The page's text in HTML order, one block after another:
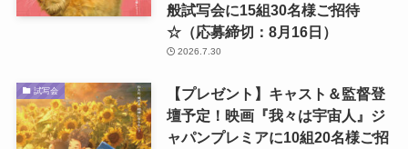
般試写会に15組30名様ご招待
☆（応募締切：8月16日）
2026.7.30
試写会
【プレゼント】キャスト＆監督登
壇予定！映画『我々は宇宙人』ジ
ャパンプレミアに10組20名様ご招